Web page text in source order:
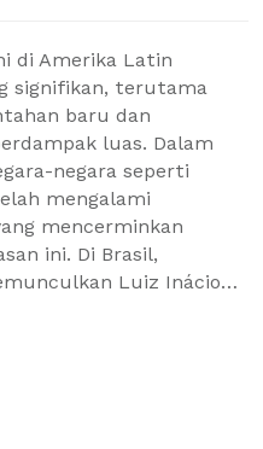
di Amerika Latin
signifikan, terutama
baru dan
luas. Dalam
negara seperti
mengalami
mencerminkan
ini. Di Brasil,
Luiz Inácio…